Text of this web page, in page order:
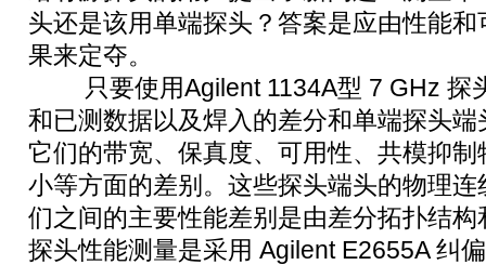
头还是该用单端探头？答案是应由性能
果来定夺。
只要使用Agilent 1134A型 7 GHz 探
和已测数据以及焊入的差分和单端探头
它们的带宽、保真度、可用性、共模抑
小等方面的差别。这些探头端头的物理
们之间的主要性能差别是由差分拓扑结
探头性能测量是采用 Agilent E2655A 纠